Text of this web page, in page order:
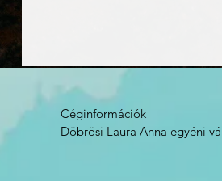
Céginformációk
Döbrösi Laura Anna egyéni